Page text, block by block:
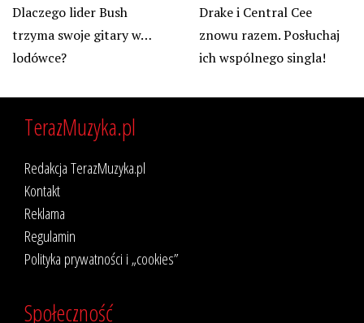
Dlaczego lider Bush
trzyma swoje gitary w…
lodówce?
Drake i Central Cee
znowu razem. Posłuchaj
ich wspólnego singla!
TerazMuzyka.pl
Redakcja TerazMuzyka.pl
Kontakt
Reklama
Regulamin
Polityka prywatności i „cookies”
Społeczność